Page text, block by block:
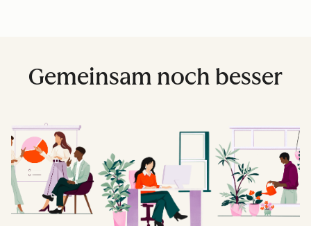
Gemeinsam noch besser